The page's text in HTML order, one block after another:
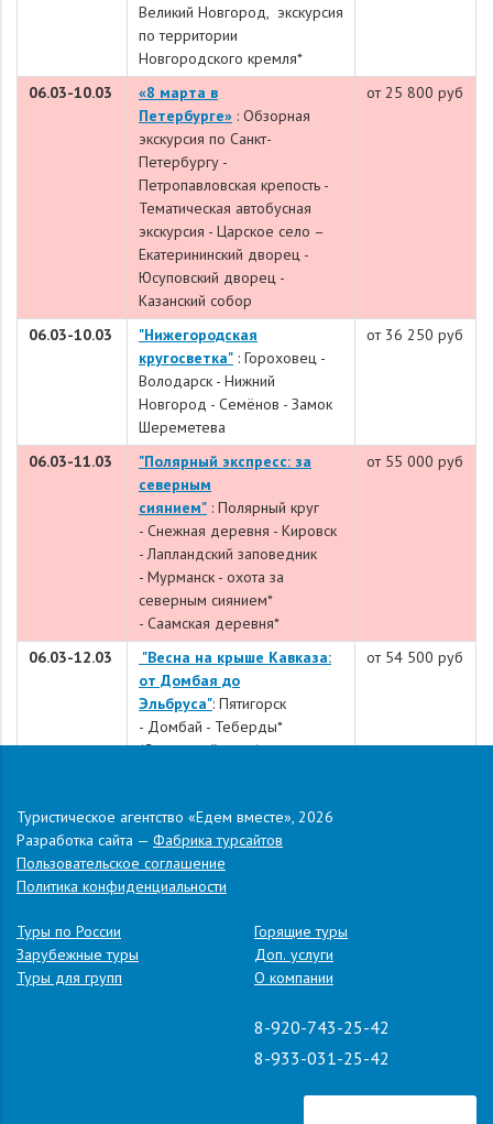
Великий Новгород, экскурсия
по территории
Новгородского кремля*
06.03-10.03 «8 марта в
Петербурге» : Обзорная
экскурсия по Санкт-
Петербургу -
Петропавловская крепость -
Тематическая автобусная
экскурсия - Царское село –
Екатерининский дворец -
Юсуповский дворец -
Казанский собор
от 25 800 руб
06.03-10.03
"Нижегородская
кругосветка" : Гороховец -
Володарск - Нижний
Новгород - Семёнов - Замок
Шереметева
от 36 250 руб
06.03-11.03
"Полярный экспресс: за
северным
сиянием" : Полярный круг
- Снежная деревня - Кировск
- Лапландский заповедник
- Мурманск - охота за
северным сиянием*
- Саамская деревня*
от 55 000 руб
06.03-12.03
"Весна на крыше Кавказа:
от Домбая до
Эльбруса": Пятигорск
- Домбай - Теберды*
(Сентинский храм)
-горячие источники
Аушигера* -Приэльбрусье
от 54 500 руб
07.03-08.03
"Легендарная
Русь": Троице-Сергиева
Лавра - Переславль-
Залесский - Ростов Великий -
Ростовский Кремль -
Ярославль - Спасо-
Кострома - Ипатьевский
от 21 900 руб
Туристическое агентство «Едем вместе», 2026
Разработка сайта — Фабрика турсайтов
Пользовательское соглашение
Политика конфиденциальности
Туры по России
Зарубежные туры
Туры для групп
Горящие туры
Доп. услуги
О компании
8-920-743-25-42
8-933-031-25-42